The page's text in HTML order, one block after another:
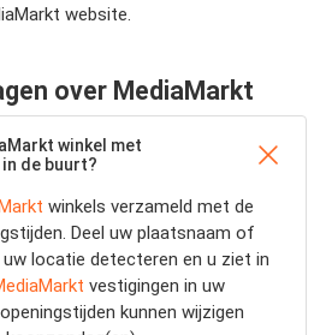
website.
over MediaMarkt
winkel met
de buurt?
winkels verzameld met de
Deel uw plaatsnaam of
locatie detecteren en u ziet in
vestigingen in uw
kunnen wijzigen